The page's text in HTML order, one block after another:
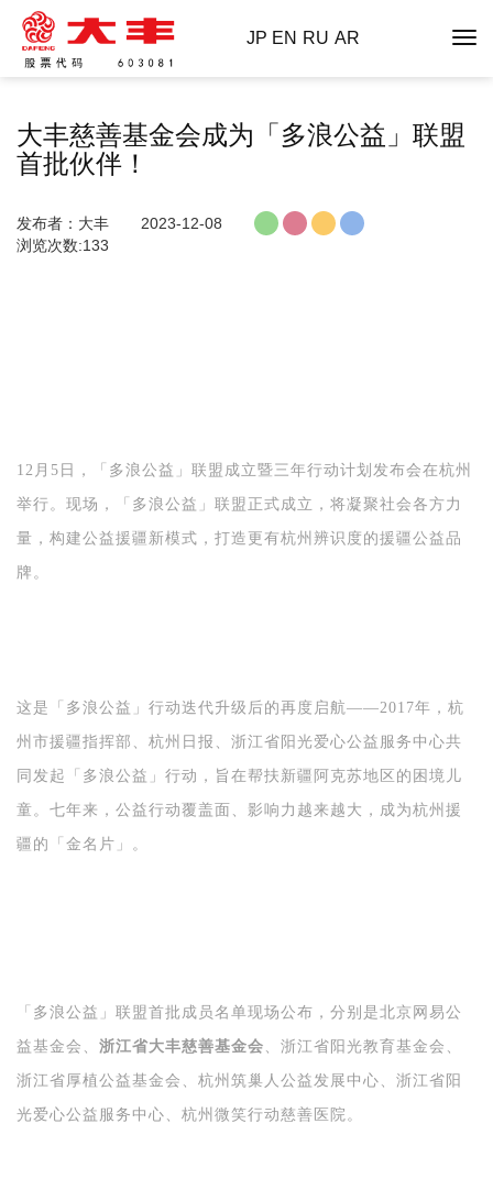
JP EN RU AR
大丰慈善基金会成为「多浪公益」联盟
首批伙伴！
发布者：大丰
2023-12-08
浏览次数:133
12月5日， 「多浪公益」联盟成立暨三年行动计划发布会在杭州
举行。 现场， 「多浪公益」 联盟正式成立，将凝聚社会各方力
量，构建公益援疆新模式，打造更有杭州辨识度的援疆公益品
牌。
这是 「多浪公益」 行动迭代升级后的再度启航——2017年，杭
州市援疆指挥部、杭州日报、浙江省 阳 光爱心公益服务中心共
同发起 「多浪公益」 行动，旨在帮扶新疆阿克苏地 区的困境儿
童。七年来，公益行动覆盖面、 影响力越来越大，成为杭州援
疆的 「 金名片 」 。
「多浪公益」 联盟首批成员名单现场公布，分别是北京网易公
益基金会、 浙江省大丰慈善基金会 、浙江省阳光教育基金会、
浙江省厚植公益基金会、杭州筑巢人公益发展中心、浙江省阳
光爱心公益服务中心、杭州微笑行动慈善医院。